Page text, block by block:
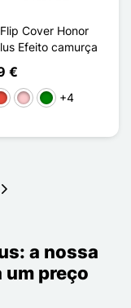
Cover Honor
Efeito camurça
€
RosaVerde
+4
a nossa
um preço